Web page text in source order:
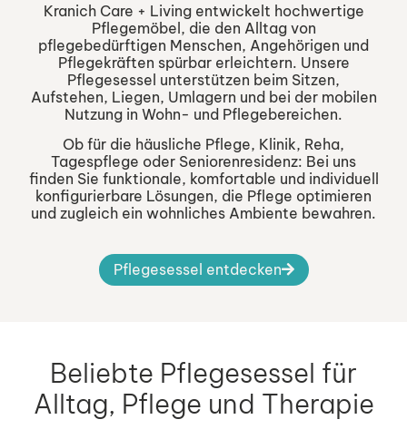
Kranich Care + Living entwickelt hochwertige
Pflegemöbel, die den Alltag von
pflegebedürftigen Menschen, Angehörigen und
Pflegekräften spürbar erleichtern. Unsere
Pflegesessel unterstützen beim Sitzen,
Aufstehen, Liegen, Umlagern und bei der mobilen
Nutzung in Wohn- und Pflegebereichen.
Ob für die häusliche Pflege, Klinik, Reha,
Tagespflege oder Seniorenresidenz: Bei uns
finden Sie funktionale, komfortable und individuell
konfigurierbare Lösungen, die Pflege optimieren
und zugleich ein wohnliches Ambiente bewahren.
Pflegesessel entdecken
Beliebte Pflegesessel für
Alltag, Pflege und Therapie